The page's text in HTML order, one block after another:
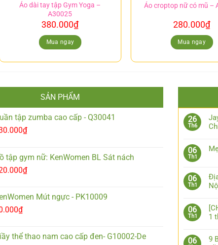
Áo dài tay tập Gym Yoga –
A30025
380.000₫
Mua ngay
Áo croptop nữ có mũ –
280.000₫
Mua ngay
SẢN PHẨM
tập zumba cao cấp - Q30041
₫
tập gym nữ: KenWomen BL Sát nách
₫
Mút ngực - PK10009
₫
thể thao nam cao cấp đen- G10002-De
26
Th6
06
Th1
06
Th1
06
Th1
1
06
9